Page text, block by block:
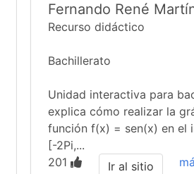
Fernando René
Recurso didáctico
Bachillerato
Unidad interactiva para
explica cómo realizar la
función f(x) = sen(x) en el
[-2Pi,...
201
Ir al sitio